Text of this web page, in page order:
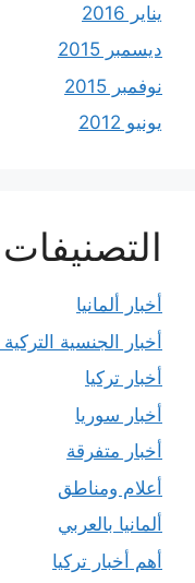
يناير 2016
ديسمبر 2015
نوفمبر 2015
يونيو 2012
التصنيفات
أخبار ألمانيا
أخبار الجنسية
أخبار تركيا
أخبار سوريا
أخبار متفرقة
أعلام ومناطق
ألمانيا بالعربي
أهم أخبار تركيا